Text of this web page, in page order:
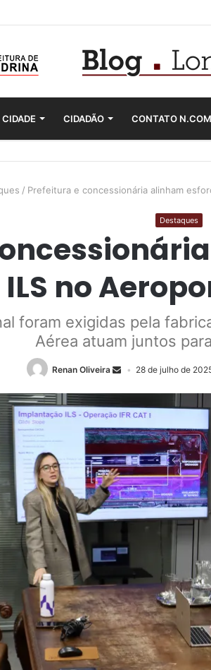
CIDADE CIDADÃO CONTATO N.COM
/ Prefeitura e concessionária alinham
Destaques
no
foram exigidas pela
Aérea atuam juntos
Renan Oliveira 28 de julho de